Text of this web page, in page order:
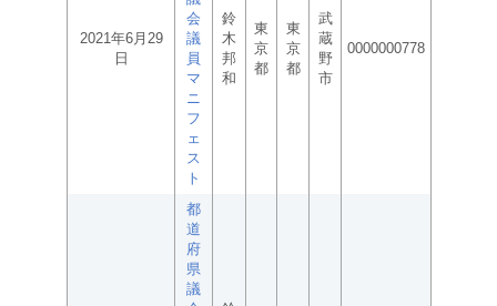
2021年6月29
日
会
議
員
マ
ニ
フ
ェ
ス
ト
鈴
木
邦
和
東
京
都
東
京
都
武
蔵
野
市
0000000778
都
道
府
県
議